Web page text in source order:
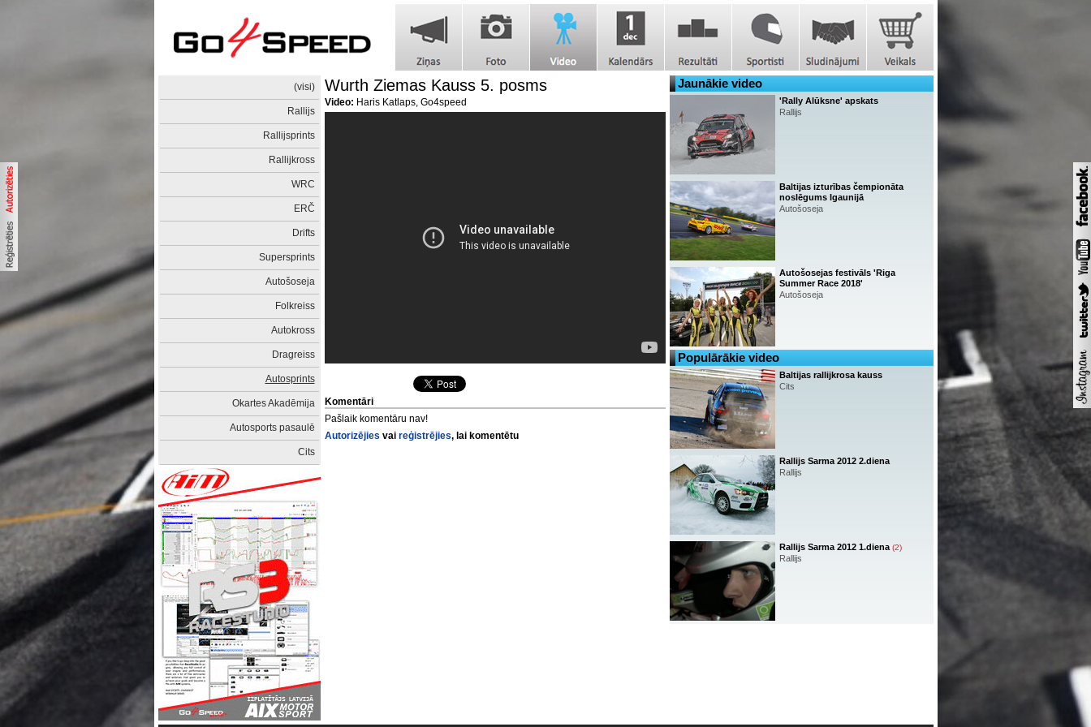
(visi)
Rallijs
Rallijsprints
Rallijkross
WRC
ERČ
Drifts
Supersprints
Autošoseja
Folkreiss
Autokross
Dragreiss
Autosprints
Okartes Akadēmija
Autosports pasaulē
Cits
Wurth Ziemas Kauss 5. posms
Video: Haris Katlaps, Go4speed
Komentāri
Pašlaik komentāru nav!
Autorizējies vai reģistrējies, lai komentētu
Jaunākie video
'Rally Alūksne' apskats
Rallijs
Baltijas izturības čempionāta
noslēgums Igaunijā
Autošoseja
Autošosejas festivāls 'Riga
Summer Race 2018'
Autošoseja
Populārākie video
Baltijas rallijkrosa kauss
Cits
Rallijs Sarma 2012 2.diena
Rallijs
Rallijs Sarma 2012 1.diena (2)
Rallijs